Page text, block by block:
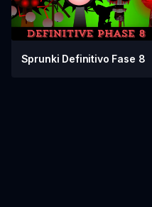
Sprunki Definitivo Fase 8